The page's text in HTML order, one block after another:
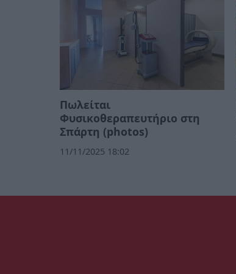
Πωλείται
Φυσικοθεραπευτήριο στη
Σπάρτη (photos)
11/11/2025 18:02